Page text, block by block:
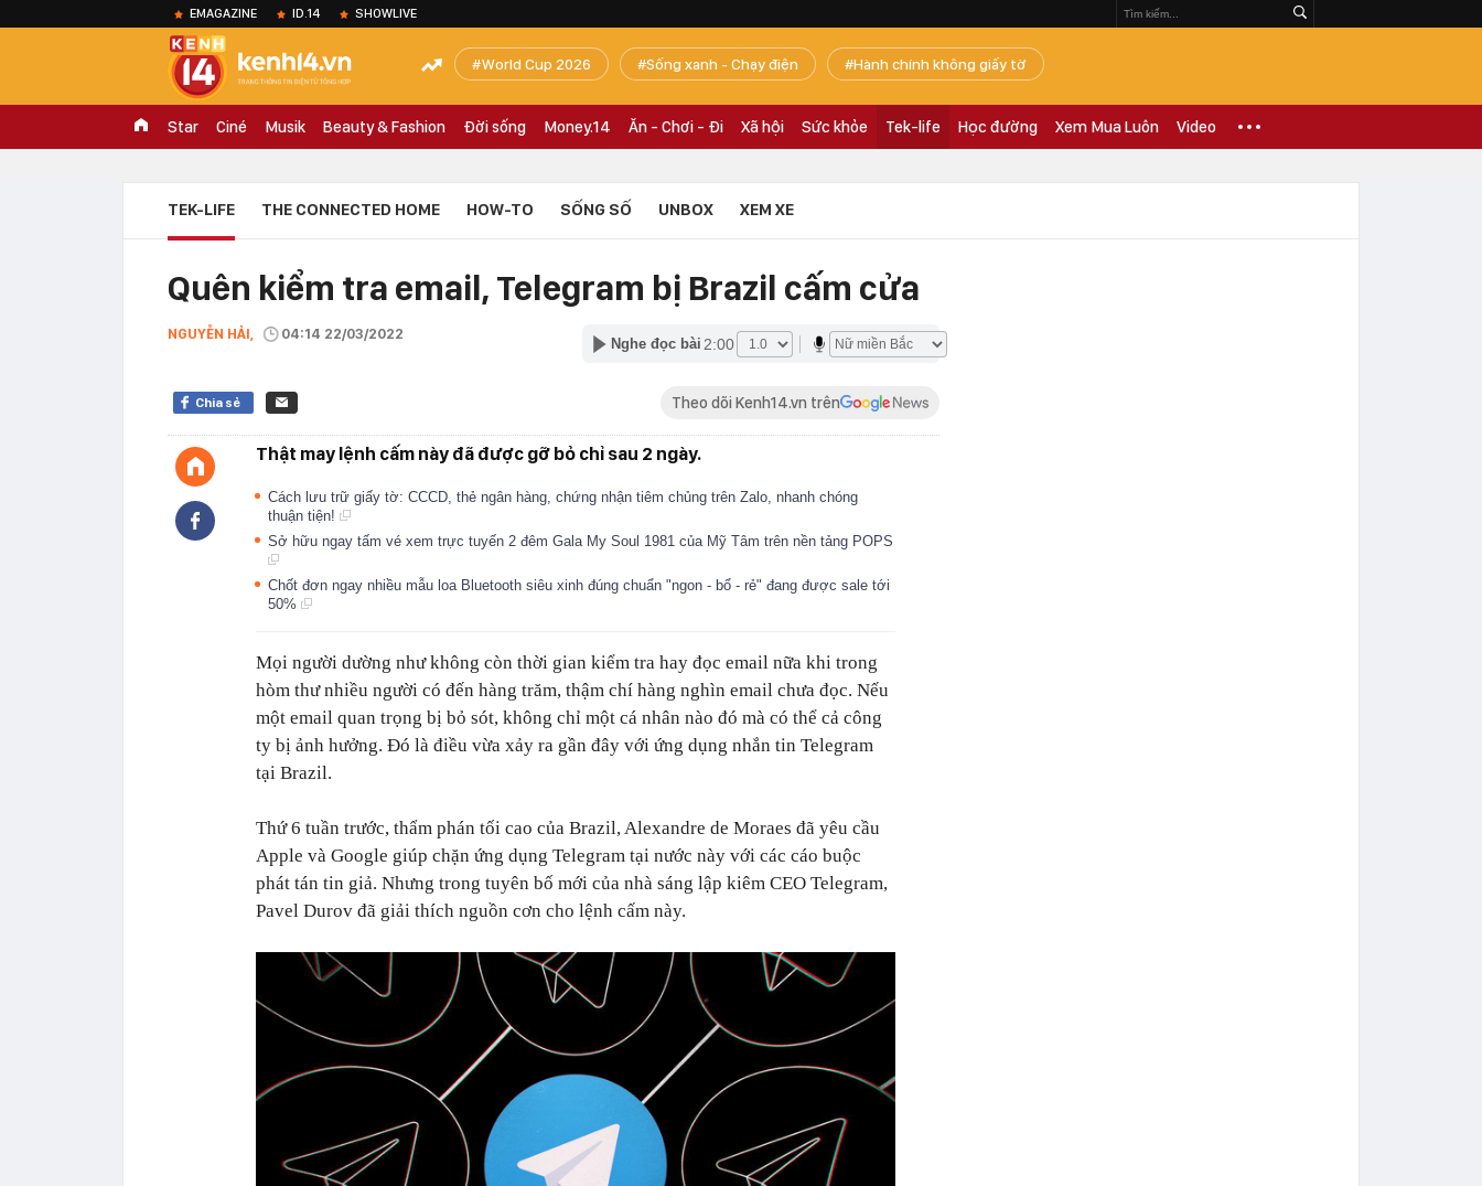
EMAGAZINE ID.14 SHOWLIVE
World Cup 2026 Sống xanh - Chạy điện Hành chính không giấy tờ
Star Ciné Musik Beauty & Fashion Đời sống Money.14 Ăn - Chơi - Đi Xã hội Sức khỏe Tek-life Học đường Xem Mua Luôn Video
TEK-LIFE THE CONNECTED HOME HOW-TO SỐNG SỐ UNBOX XEM XE
Quên kiểm tra email, Telegram bị Brazil cấm cửa
NGUYỄN HẢI, 04:14 22/03/2022
Nghe đọc bài 2:00
Chia sẻ Theo dõi Kenh14.vn trên
Thật may lệnh cấm này đã được gỡ bỏ chỉ sau 2 ngày.
Cách lưu trữ giấy tờ: CCCD, thẻ ngân hàng, chứng nhận tiêm chủng trên Zalo, nhanh chóng
thuận tiện!
Sở hữu ngay tấm vé xem trực tuyến 2 đêm Gala My Soul 1981 của Mỹ Tâm trên nền tảng POPS
Chốt đơn ngay nhiều mẫu loa Bluetooth siêu xinh đúng chuẩn "ngon - bổ - rẻ" đang được sale tới
50%
Mọi người dường như không còn thời gian kiểm tra hay đọc email nữa khi trong
hòm thư nhiều người có đến hàng trăm, thậm chí hàng nghìn email chưa đọc. Nếu
một email quan trọng bị bỏ sót, không chỉ một cá nhân nào đó mà có thể cả công
ty bị ảnh hưởng. Đó là điều vừa xảy ra gần đây với ứng dụng nhắn tin Telegram
tại Brazil.
Thứ 6 tuần trước, thẩm phán tối cao của Brazil, Alexandre de Moraes đã yêu cầu
Apple và Google giúp chặn ứng dụng Telegram tại nước này với các cáo buộc
phát tán tin giả. Nhưng trong tuyên bố mới của nhà sáng lập kiêm CEO Telegram,
Pavel Durov đã giải thích nguồn cơn cho lệnh cấm này.